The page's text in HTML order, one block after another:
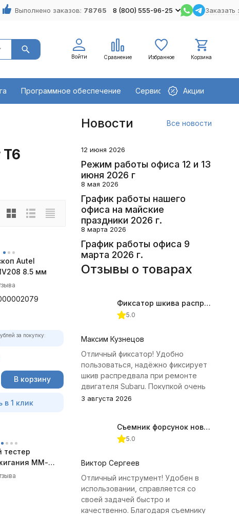
Выполнено заказов: 78765 8 (800) 555-96-25 Заказать
Войти Сравнение Избранное Корзина
Программное обеспечение Сервисное оборудование
Акции
Autel
8.5 мм
за покупку:
В корзину
в 1 клик
тестер
ММ-
Новости Все новости
12 июня 2026
Режим работы офиса 12 и 13
июня 2026 г
8 мая 2026
График работы нашего
офиса на майские
праздники 2026 г.
8 марта 2026
График работы офиса 9
марта 2026 г.
Отзывы о товарах
Фиксатор шкива распредвала (Subaru) JTC-4409
5.0
Максим Кузнецов
Отличный фиксатор! Удобно
пользоваться, надёжно фиксирует
шкив распредвала при ремонте
двигателя Subaru. Покупкой очень
доволен.
3 августа 2026
Съемник форсунок новых дизельных двигателей Jonnesway
5.0
Виктор Сергеев
Отличный инструмент! Удобен в
использовании, справляется со
своей задачей быстро и
качественно. Благодаря съемнику